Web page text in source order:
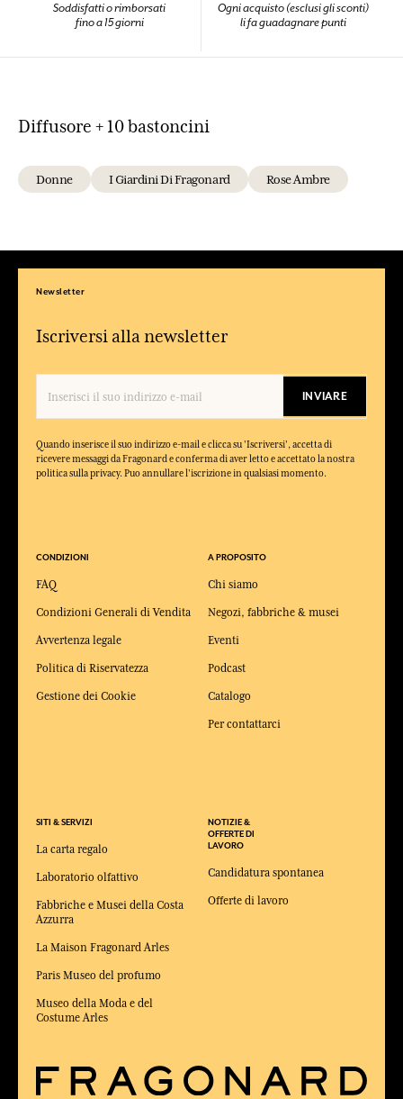
Soddisfatti o rimborsati
fino a 15 giorni
Ogni acquisto (esclusi gli sconti)
li fa guadagnare punti
Diffusore + 10 bastoncini
Donne I Giardini Di Fragonard Rose Ambre
Newsletter
Iscriversi alla newsletter
INVIARE
Quando inserisce il suo indirizzo e-mail e clicca su 'Iscriversi', accetta di
ricevere messaggi da Fragonard e conferma di aver letto e accettato la nostra
politica sulla privacy. Puo annullare l'iscrizione in qualsiasi momento.
CONDIZIONI
FAQ
Condizioni Generali di Vendita
Avvertenza legale
Politica di Riservatezza
Gestione dei Cookie
SITI & SERVIZI
La carta regalo
Laboratorio olfattivo
Fabbriche e Musei della Costa
Azzurra
La Maison Fragonard Arles
Paris Museo del profumo
Museo della Moda e del
Costume Arles
A PROPOSITO
Chi siamo
Negozi, fabbriche & musei
Eventi
Podcast
Catalogo
Per contattarci
NOTIZIE &
OFFERTE DI
LAVORO
Candidatura spontanea
Offerte di lavoro